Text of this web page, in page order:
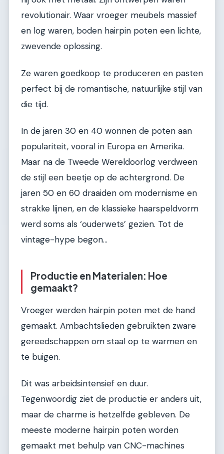
revolutionair. Waar vroeger meubels massief
en log waren, boden hairpin poten een lichte,
zwevende oplossing.
Ze waren goedkoop te produceren en pasten
perfect bij de romantische, natuurlijke stijl van
die tijd.
In de jaren 30 en 40 wonnen de poten aan
populariteit, vooral in Europa en Amerika.
Maar na de Tweede Wereldoorlog verdween
de stijl een beetje op de achtergrond. De
jaren 50 en 60 draaiden om modernisme en
strakke lijnen, en de klassieke haarspeldvorm
werd soms als ‘ouderwets’ gezien. Tot de
vintage-hype begon...
Productie en Materialen: Hoe
gemaakt?
Vroeger werden hairpin poten met de hand
gemaakt. Ambachtslieden gebruikten zware
gereedschappen om staal op te warmen en
te buigen.
Dit was arbeidsintensief en duur.
Tegenwoordig ziet de productie er anders uit,
maar de charme is hetzelfde gebleven. De
meeste moderne hairpin poten worden
gemaakt met behulp van CNC-machines